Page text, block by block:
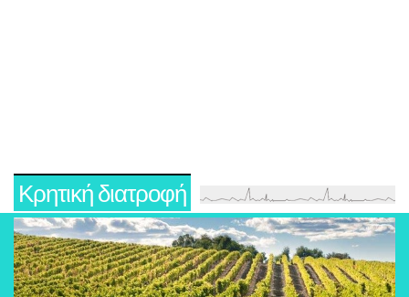
Κρητική διατροφή